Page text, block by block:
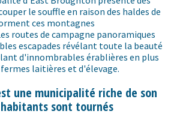
le souffle en raison des haldes de
ces montagnes
routes de campagne panoramiques
escapades révélant toute la beauté
d'innombrables érablières en plus
laitières et d'élevage.
une municipalité riche de son
sont tournés